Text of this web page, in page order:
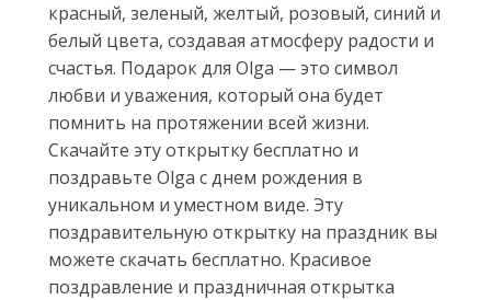
красный, зеленый, желтый, розовый, синий и
белый цвета, создавая атмосферу радости и
счастья. Подарок для Olga — это символ
любви и уважения, который она будет
помнить на протяжении всей жизни.
Скачайте эту открытку бесплатно и
поздравьте Olga с днем рождения в
уникальном и уместном виде. Эту
поздравительную открытку на праздник вы
можете скачать бесплатно. Красивое
поздравление и праздничная открытка